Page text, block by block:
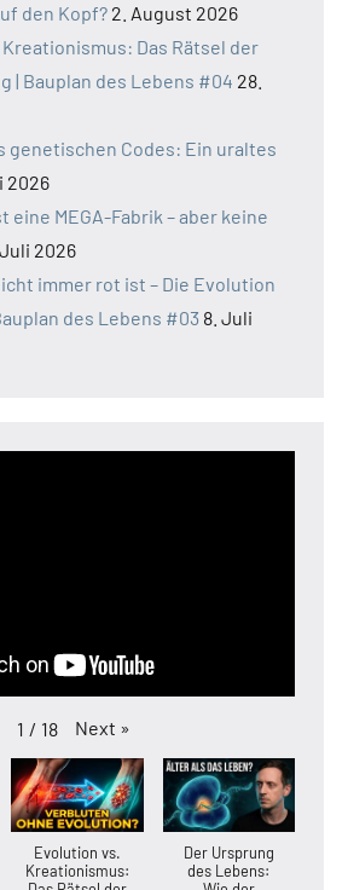
den Kopf? 2. August 2026
Das Rätsel der
| Bauplan des Lebens #04 28.
genetischen Codes: Ein uraltes
2026
eine MEGA-Fabrik – aber keine
2026
immer rot ist – Die Evolution
des Lebens #03 8. Juli
1 / 18 Next »
Evolution vs.
Kreationismus:
Der Ursprung
des Lebens: